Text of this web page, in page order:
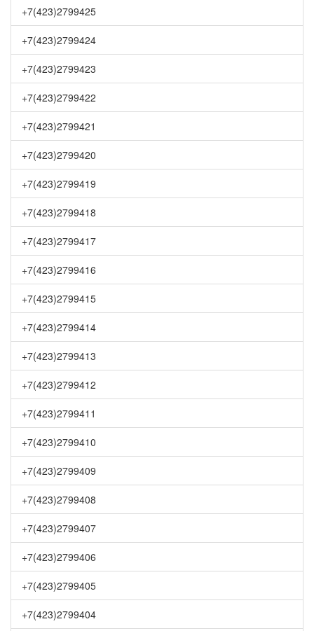
+7(423)2799425
+7(423)2799424
+7(423)2799423
+7(423)2799422
+7(423)2799421
+7(423)2799420
+7(423)2799419
+7(423)2799418
+7(423)2799417
+7(423)2799416
+7(423)2799415
+7(423)2799414
+7(423)2799413
+7(423)2799412
+7(423)2799411
+7(423)2799410
+7(423)2799409
+7(423)2799408
+7(423)2799407
+7(423)2799406
+7(423)2799405
+7(423)2799404